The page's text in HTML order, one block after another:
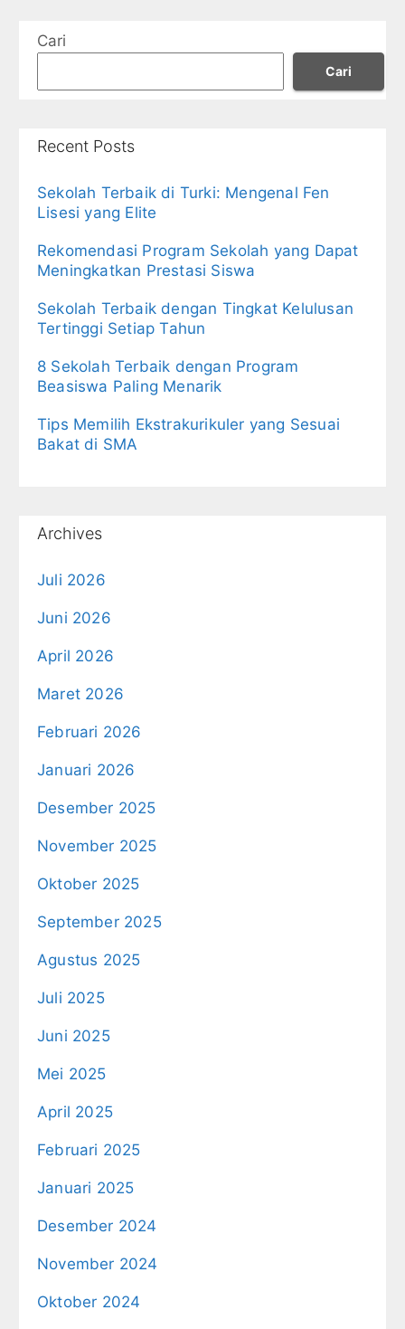
Cari
Cari
Recent Posts
Sekolah Terbaik di Turki: Mengenal Fen
Lisesi yang Elite
Rekomendasi Program Sekolah yang Dapat
Meningkatkan Prestasi Siswa
Sekolah Terbaik dengan Tingkat Kelulusan
Tertinggi Setiap Tahun
8 Sekolah Terbaik dengan Program
Beasiswa Paling Menarik
Tips Memilih Ekstrakurikuler yang Sesuai
Bakat di SMA
Archives
Juli 2026
Juni 2026
April 2026
Maret 2026
Februari 2026
Januari 2026
Desember 2025
November 2025
Oktober 2025
September 2025
Agustus 2025
Juli 2025
Juni 2025
Mei 2025
April 2025
Februari 2025
Januari 2025
Desember 2024
November 2024
Oktober 2024